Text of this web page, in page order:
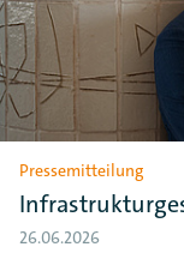
Pressemitteilung
26.06.2026